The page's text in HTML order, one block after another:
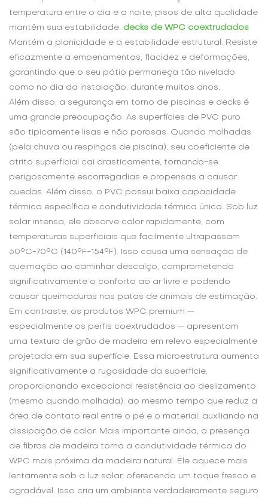
temperatura entre o dia e a noite, pisos de alta qualidade
mantêm sua estabilidade. decks de WPC coextrudados
Mantém a planicidade e a estabilidade estrutural. Resiste
eficazmente a empenamentos, flacidez e deformações,
garantindo que o seu pátio permaneça tão nivelado
como no dia da instalação, durante muitos anos.
Além disso, a segurança em torno de piscinas e decks é
uma grande preocupação. As superfícies de PVC puro
são tipicamente lisas e não porosas. Quando molhadas
(pela chuva ou respingos de piscina), seu coeficiente de
atrito superficial cai drasticamente, tornando-se
perigosamente escorregadias e propensas a causar
quedas. Além disso, o PVC possui baixa capacidade
térmica específica e condutividade térmica única. Sob luz
solar intensa, ele absorve calor rapidamente, com
temperaturas superficiais que facilmente ultrapassam
60°C-70°C (140°F-154°F). Isso causa uma sensação de
queimação ao caminhar descalço, comprometendo
significativamente o conforto ao ar livre e podendo
causar queimaduras nas patas de animais de estimação.
Em contraste, os produtos WPC premium —
especialmente os perfis coextrudados — apresentam
uma textura de grão de madeira em relevo especialmente
projetada em sua superfície. Essa microestrutura aumenta
significativamente a rugosidade da superfície,
proporcionando excepcional resistência ao deslizamento
(mesmo quando molhada), ao mesmo tempo que reduz a
área de contato real entre o pé e o material, auxiliando na
dissipação de calor. Mais importante ainda, a presença
de fibras de madeira torna a condutividade térmica do
WPC mais próxima da madeira natural. Ele aquece mais
lentamente sob a luz solar, oferecendo um toque fresco e
agradável. Isso cria um ambiente verdadeiramente seguro